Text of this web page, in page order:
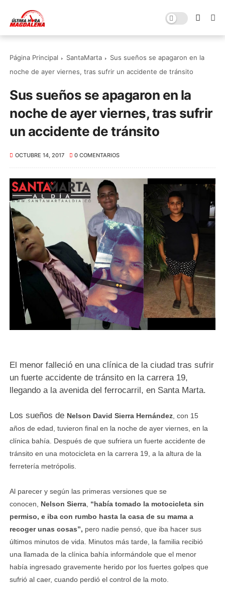
Página Principal SantaMarta
Sus sueños se apagaron en la
noche de ayer viernes, tras sufrir un accidente de tránsito
Sus sueños se apagaron en la
noche de ayer viernes, tras sufrir
un accidente de tránsito
OCTUBRE 14, 2017 0 COMENTARIOS
El menor falleció en una clínica de la ciudad tras sufrir
un fuerte accidente de tránsito en la carrera 19,
llegando a la avenida del ferrocarril, en Santa Marta.
Los sueños de Nelson David Sierra Hernández , con 15
años de edad, tuvieron final en la noche de ayer viernes, en la
clínica bahía. Después de que sufriera un fuerte accidente de
tránsito en una motocicleta en la carrera 19, a la altura de la
ferretería metrópolis.
Al parecer y según las primeras versiones que se
conocen, Nelson Sierra “había tomado la motocicleta sin
permiso, e iba con rumbo hasta la casa de su mama a
recoger unas cosas”, pero nadie pensó, que iba hacer sus
últimos minutos de vida. Minutos más tarde, la familia recibió
una llamada de la clínica bahía informándole que el menor
había ingresado gravemente herido por los fuertes golpes que
sufrió al caer, cuando perdió el control de la moto.